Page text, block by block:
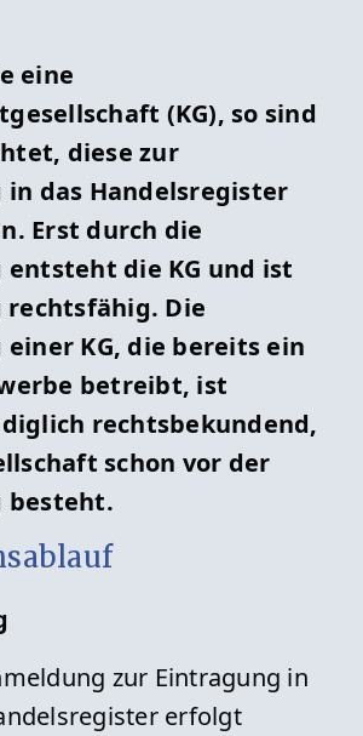
Amtsgericht
das Orts- und
und
Detailansicht »
eine
(KG), so sind
diese zur
in das Handelsregister
Erst durch die
die KG und ist
Die
KG, die bereits ein
betreibt, ist
rechtsbekundend,
schon vor der
besteht.
zur Eintragung in
erfolgt